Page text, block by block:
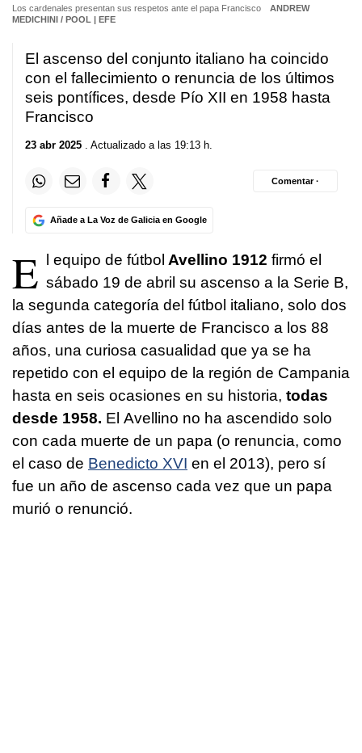
Los cardenales presentan sus respetos ante el papa Francisco
ANDREW
MEDICHINI / POOL | EFE
El ascenso del conjunto italiano ha coincido
con el fallecimiento o renuncia de los últimos
seis pontífices, desde Pío XII en 1958 hasta
Francisco
23 abr 2025 . Actualizado a las 19:13 h.
Añade a La Voz de Galicia en Google
Comentar ·
E l equipo de fútbol Avellino 1912 firmó el
sábado 19 de abril su ascenso a la Serie B,
la segunda categoría del fútbol italiano, solo dos
días antes de la muerte de Francisco a los 88
años, una curiosa casualidad que ya se ha
repetido con el equipo de la región de Campania
hasta en seis ocasiones en su historia, todas
desde 1958. El Avellino no ha ascendido solo
con cada muerte de un papa (o renuncia, como
el caso de Benedicto XVI en el 2013), pero sí
fue un año de ascenso cada vez que un papa
murió o renunció.